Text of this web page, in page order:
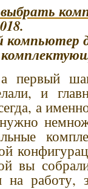
первый
и
а
вы
работу,